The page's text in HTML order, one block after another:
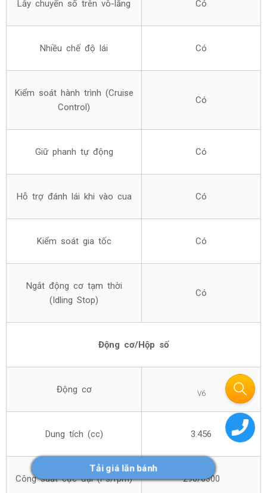
Lẫy chuyển số trên vô-lăng Có
Nhiều chế độ lái Có
Kiểm soát hành trình (Cruise
Control)
Có
Giữ phanh tự động Có
Hỗ trợ đánh lái khi vào cua Có
Kiểm soát gia tốc Có
Ngắt động cơ tạm thời
(Idling Stop)
Có
Động cơ/Hộp số
Động cơ V6
Dung tích (cc) 3.456
Công suất cực đại (Ps/rpm) 296/6300
Tải giá lăn bánh